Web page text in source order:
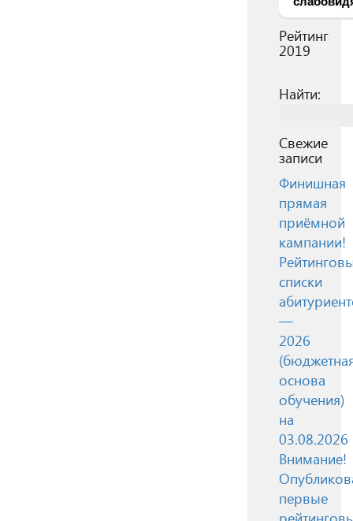
Рейтинг
2019
Найти:
Свежие
записи
Финишная
прямая
приёмной
кампании!
списки
—
2026
основа
обучения)
на
03.08.2026
Внимание!
первые